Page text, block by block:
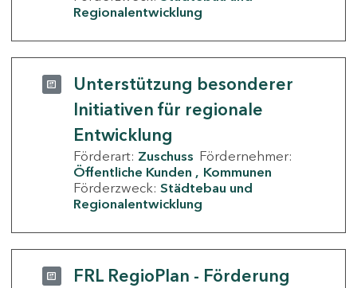
Regionalentwicklung
Unterstützung besonderer
Initiativen für regionale
Entwicklung
Förderart: Zuschuss Fördernehmer:
Öffentliche Kunden
Kommunen
Förderzweck: Städtebau und
Regionalentwicklung
FRL RegioPlan - Förderung